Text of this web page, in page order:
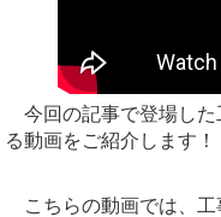
今回の記事で登場した
る動画をご紹介します！
こちらの動画では、工